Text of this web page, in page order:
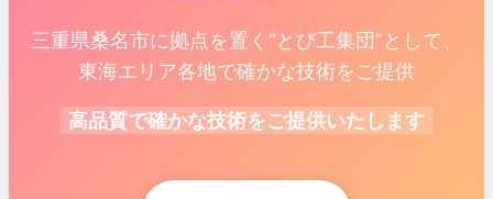
三重県桑名市に拠点を置く”とび工集団”として、
東海エリア各地で確かな技術をご提供
高品質で確かな技術をご提供いたします